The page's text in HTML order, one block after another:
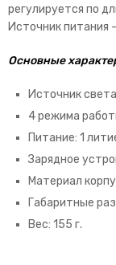
регулируется по
Источник питания
Основные
Источник
4 режима
Питание: 1
Зарядное
Материал
Габаритные
Вес: 155 г.